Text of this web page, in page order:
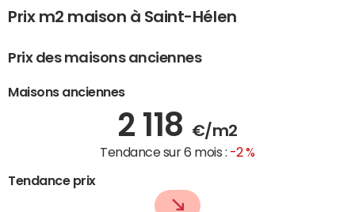
Prix m2 maison à Saint-Hélen
Prix des maisons anciennes
Maisons anciennes
2 118 €/m2
Tendance sur 6 mois : -2 %
Tendance prix